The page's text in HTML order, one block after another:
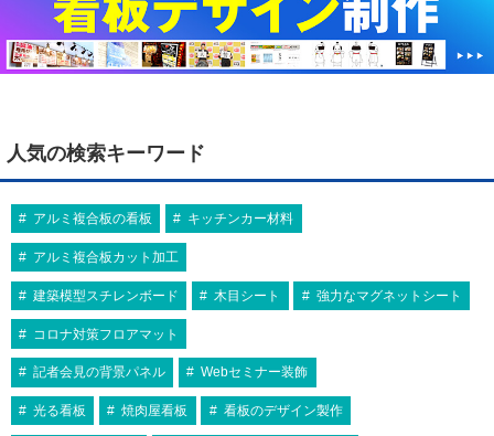
478×976
スタンド黒板 AKS-149
¥13,970（税込）
マーカー用
リムーバブルA型マジカル MENU
No.69736
人気の検索キーワード
アルミ複合板の看板 キッチンカー材料
アルミ複合板カット加工
建築模型スチレンボード 木目シート 強力なマグネットシート
コロナ対策フロアマット
記者会見の背景パネル Webセミナー装飾
光る看板 焼肉屋看板 看板のデザイン製作